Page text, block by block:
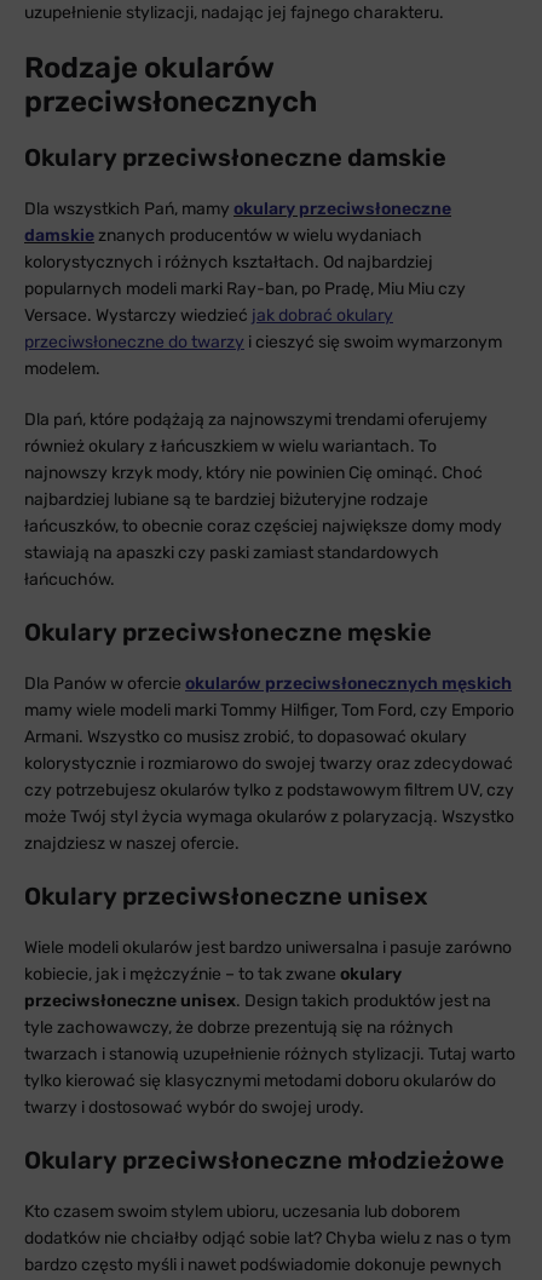
uzupełnienie stylizacji, nadając jej fajnego charakteru.
Rodzaje okularów
przeciwsłonecznych
Okulary przeciwsłoneczne damskie
Dla wszystkich Pań, mamy okulary przeciwsłoneczne
damskieznanych producentów w wielu wydaniach
kolorystycznych i różnych kształtach. Od najbardziej
popularnych modeli marki Ray-ban, po Pradę, Miu Miu czy
Versace. Wystarczy wiedzieć jak dobrać okulary
przeciwsłoneczne do twarzy i cieszyć się swoim wymarzonym
modelem.
Dla pań, które podążają za najnowszymi trendami oferujemy
również okulary z łańcuszkiem w wielu wariantach. To
najnowszy krzyk mody, który nie powinien Cię ominąć. Choć
najbardziej lubiane są te bardziej biżuteryjne rodzaje
łańcuszków, to obecnie coraz częściej największe domy mody
stawiają na apaszki czy paski zamiast standardowych
łańcuchów.
Okulary przeciwsłoneczne męskie
Dla Panów w ofercie okularów przeciwsłonecznych męskich
mamy wiele modeli marki Tommy Hilfiger, Tom Ford, czy Emporio
Armani. Wszystko co musisz zrobić, to dopasować okulary
kolorystycznie i rozmiarowo do swojej twarzy oraz zdecydować
czy potrzebujesz okularów tylko z podstawowym filtrem UV, czy
może Twój styl życia wymaga okularów z polaryzacją. Wszystko
znajdziesz w naszej ofercie.
Okulary przeciwsłoneczne unisex
Wiele modeli okularów jest bardzo uniwersalna i pasuje zarówno
kobiecie, jak i mężczyźnie – to tak zwane okulary
przeciwsłoneczne unisex. Design takich produktów jest na
tyle zachowawczy, że dobrze prezentują się na różnych
twarzach i stanowią uzupełnienie różnych stylizacji. Tutaj warto
tylko kierować się klasycznymi metodami doboru okularów do
twarzy i dostosować wybór do swojej urody.
Okulary przeciwsłoneczne młodzieżowe
Kto czasem swoim stylem ubioru, uczesania lub doborem
dodatków nie chciałby odjąć sobie lat? Chyba wielu z nas o tym
bardzo często myśli i nawet podświadomie dokonuje pewnych